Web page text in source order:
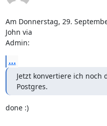
Am Donnerstag, 29.
John via
Admin:
...
Jetzt konvertiere ich noch
Postgres.
done :)